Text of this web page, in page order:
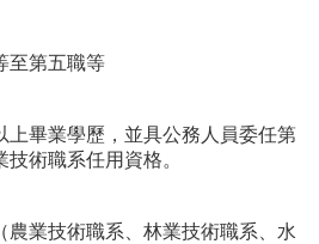
至第五職等
上畢業學歷，並具公務人員委任第
術職系任用資格。
農業技術職系、林業技術職系、水